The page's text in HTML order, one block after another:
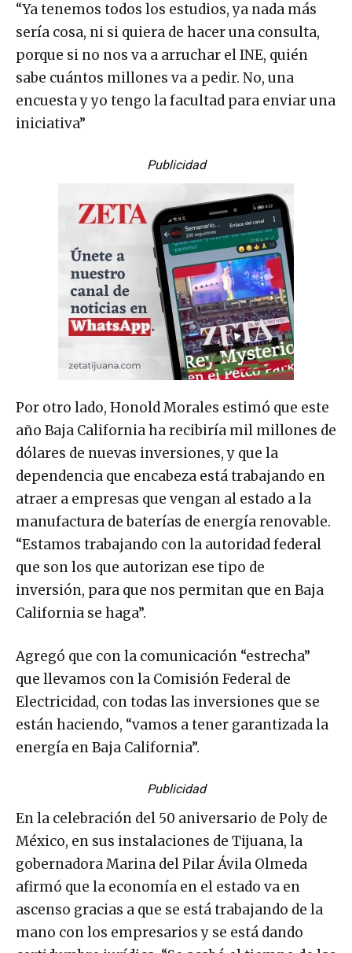
“Ya tenemos todos los estudios, ya nada más
sería cosa, ni si quiera de hacer una consulta,
porque si no nos va a arruchar el INE, quién
sabe cuántos millones va a pedir. No, una
encuesta y yo tengo la facultad para enviar una
iniciativa”
Publicidad
Por otro lado, Honold Morales estimó que este
año Baja California ha recibiría mil millones de
dólares de nuevas inversiones, y que la
dependencia que encabeza está trabajando en
atraer a empresas que vengan al estado a la
manufactura de baterías de energía renovable.
“Estamos trabajando con la autoridad federal
que son los que autorizan ese tipo de
inversión, para que nos permitan que en Baja
California se haga”.
Agregó que con la comunicación “estrecha”
que llevamos con la Comisión Federal de
Electricidad, con todas las inversiones que se
están haciendo, “vamos a tener garantizada la
energía en Baja California”.
Publicidad
En la celebración del 50 aniversario de Poly de
México, en sus instalaciones de Tijuana, la
gobernadora Marina del Pilar Ávila Olmeda
afirmó que la economía en el estado va en
ascenso gracias a que se está trabajando de la
mano con los empresarios y se está dando